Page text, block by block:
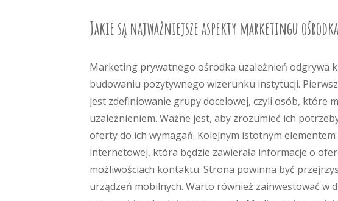
Jakie są najważniejsze aspekty marketingu
Marketing prywatnego ośrodka uzależnień odgrywa
budowaniu pozytywnego wizerunku instytucji.
jest zdefiniowanie grupy docelowej, czyli osób, które
uzależnieniem. Ważne jest, aby zrozumieć ich
oferty do ich wymagań. Kolejnym istotnym
internetowej, która będzie zawierała informacje o
możliwościach kontaktu. Strona powinna być
urządzeń mobilnych. Warto również zainwestować w